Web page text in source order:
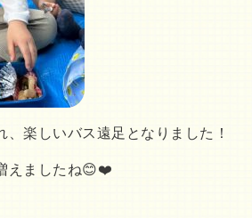
、楽しいバス遠足となりました！
えましたね😊❤️